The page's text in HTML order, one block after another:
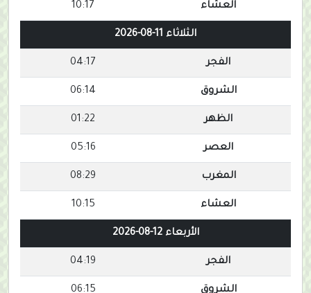
العشاء 10:17
الثلاثاء 11-08-2026
الفجر 04:17
الشروق 06:14
الظهر 01:22
العصر 05:16
المغرب 08:29
العشاء 10:15
الأربعاء 12-08-2026
الفجر 04:19
الشروق 06:15